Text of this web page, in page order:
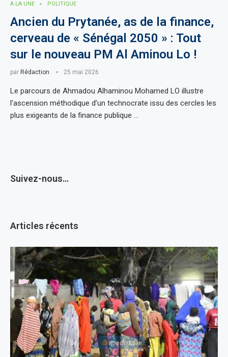
A LA UNE POLITIQUE
Ancien du Prytanée, as de la finance,
cerveau de « Sénégal 2050 » : Tout
sur le nouveau PM Al Aminou Lo !
par Rédaction 25 mai 2026
Le parcours de Ahmadou Alhaminou Mohamed LO illustre
l’ascension méthodique d’un technocrate issu des cercles les
plus exigeants de la finance publique …
Suivez-nous…
Articles récents